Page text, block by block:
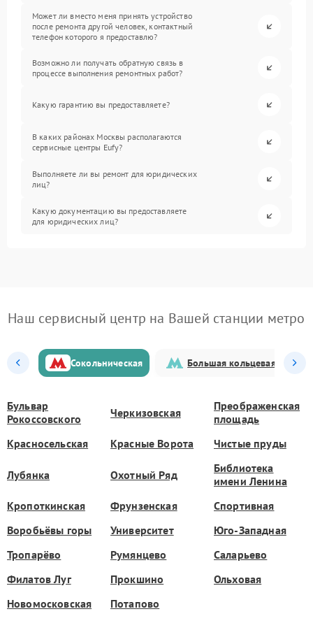
Может ли вместо меня принять устройство
после ремонта другой человек, контактный
телефон которого я предоставлю?
Возможно ли получать обратную связь в
процессе выполнения ремонтных работ?
Какую гарантию вы предоставляете?
В каких районах Москвы располагаются
сервисные центры Eufy?
Выполняете ли вы ремонт для юридических
лиц?
Какую документацию вы предоставляете
для юридических лиц?
Наш сервисный центр на Вашей станции метро
Сокольническая Большая кольцевая
Бульвар
Рокоссовского
Черкизовская
Преображенская
площадь
Красносельская
Красные Ворота Чистые пруды
Лубянка Охотный Ряд
Библиотека
имени Ленина
Кропоткинская
Фрунзенская
Спортивная
Воробьёвы горы
Университет
Юго-Западная
Тропарёво
Румянцево
Саларьево
Филатов Луг
Прокшино
Ольховая
Новомосковская
Потапово